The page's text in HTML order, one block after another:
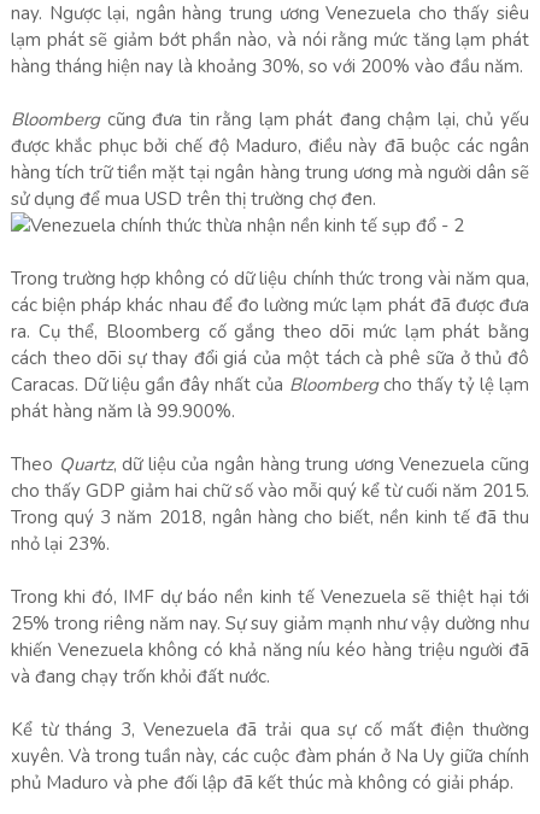
nay. Ngược lại, ngân hàng trung ương Venezuela cho thấy siêu
lạm phát sẽ giảm bớt phần nào, và nói rằng mức tăng lạm phát
hàng tháng hiện nay là khoảng 30%, so với 200% vào đầu năm.
Bloombergcũng đưa tin rằng lạm phát đang chậm lại, chủ yếu
được khắc phục bởi chế độ Maduro, điều này đã buộc các ngân
hàng tích trữ tiền mặt tại ngân hàng trung ương mà người dân sẽ
sử dụng để mua USD trên thị trường chợ đen.
Trong trường hợp không có dữ liệu chính thức trong vài năm qua,
các biện pháp khác nhau để đo lường mức lạm phát đã được đưa
ra. Cụ thể, Bloomberg cố gắng theo dõi mức lạm phát bằng
cách theo dõi sự thay đổi giá của một tách cà phê sữa ở thủ đô
Caracas. Dữ liệu gần đây nhất của Bloombergcho thấy tỷ lệ lạm
phát hàng năm là 99.900%.
Theo Quartz, dữ liệu của ngân hàng trung ương Venezuela cũng
cho thấy GDP giảm hai chữ số vào mỗi quý kể từ cuối năm 2015.
Trong quý 3 năm 2018, ngân hàng cho biết, nền kinh tế đã thu
nhỏ lại 23%.
Trong khi đó, IMF dự báo nền kinh tế Venezuela sẽ thiệt hại tới
25% trong riêng năm nay. Sự suy giảm mạnh như vậy dường như
khiến Venezuela không có khả năng níu kéo hàng triệu người đã
và đang chạy trốn khỏi đất nước.
Kể từ tháng 3, Venezuela đã trải qua sự cố mất điện thường
xuyên. Và trong tuần này, các cuộc đàm phán ở Na Uy giữa chính
phủ Maduro và phe đối lập đã kết thúc mà không có giải pháp.